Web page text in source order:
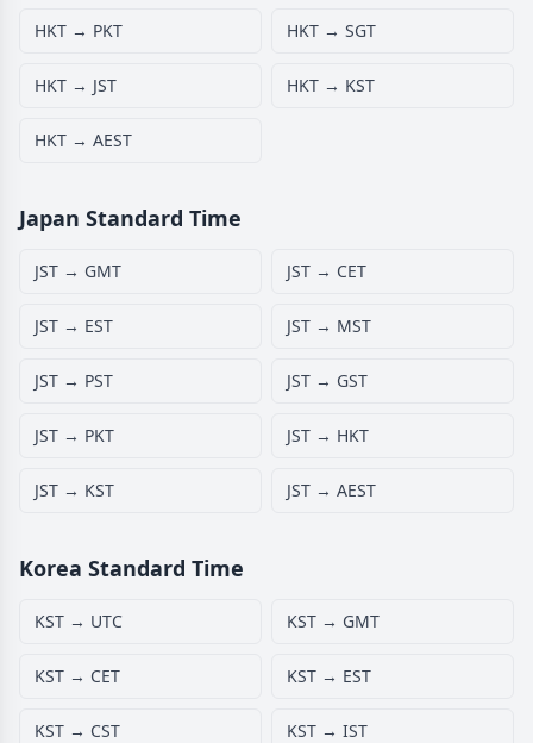
HKT → PKT HKT → SGT
HKT → JST HKT → KST
HKT → AEST
Japan Standard Time
JST → GMT JST → CET
JST → EST JST → MST
JST → PST JST → GST
JST → PKT JST → HKT
JST → KST JST → AEST
Korea Standard Time
KST → UTC KST → GMT
KST → CET KST → EST
KST → CST KST → IST